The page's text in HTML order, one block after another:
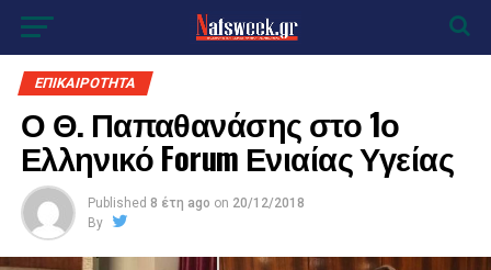
ΕΠΙΚΑΙΡΟΤΗΤΑ
Ο Θ. Παπαθανάσης στο 1ο
Ελληνικό Forum Ενιαίας Υγείας
Published 8 έτη ago on 20/12/2018
By